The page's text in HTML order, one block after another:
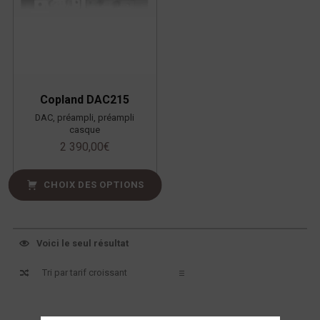
Copland DAC215
DAC, préampli, préampli
casque
2 390,00€
CHOIX DES OPTIONS
Voici le seul résultat